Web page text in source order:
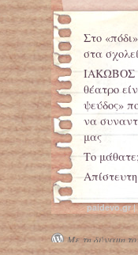
Στο
στα
θέατρο
ψεύδος»
να
μας
Το
It sounds
paidevo.gr |
Με τη δύναμη